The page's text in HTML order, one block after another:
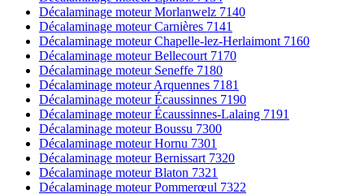
Décalaminage moteur Morlanwelz 7140
Décalaminage moteur Carnières 7141
Décalaminage moteur Chapelle-lez-Herlaimont 7160
Décalaminage moteur Bellecourt 7170
Décalaminage moteur Seneffe 7180
Décalaminage moteur Arquennes 7181
Décalaminage moteur Écaussinnes 7190
Décalaminage moteur Écaussinnes-Lalaing 7191
Décalaminage moteur Boussu 7300
Décalaminage moteur Hornu 7301
Décalaminage moteur Bernissart 7320
Décalaminage moteur Blaton 7321
Décalaminage moteur Pommerœul 7322